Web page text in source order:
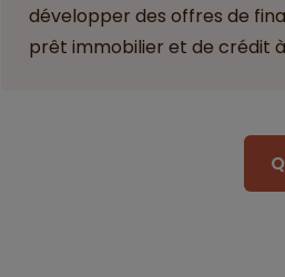
développer des offres de
prêt immobilier et de crédit